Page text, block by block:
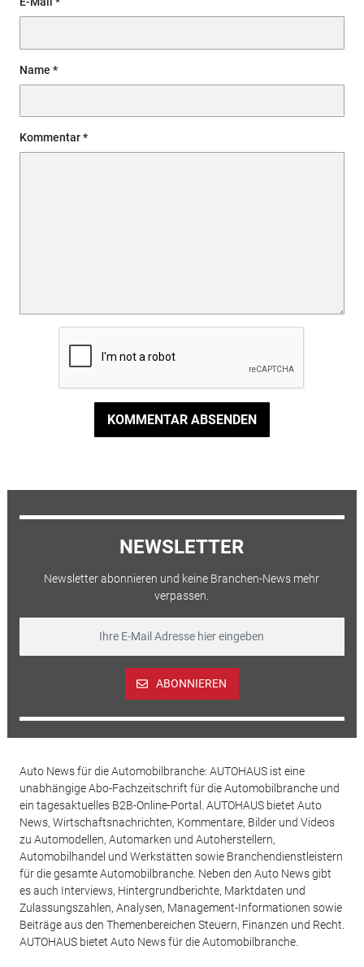
Name
Kommentar
KOMMENTAR ABSENDEN
NEWSLETTER
Newsletter abonnieren und keine Branchen-News mehr
verpassen.
ABONNIEREN
Auto News für die Automobilbranche: AUTOHAUS ist eine
unabhängige Abo-Fachzeitschrift für die Automobilbranche und
ein tagesaktuelles B2B-Online-Portal. AUTOHAUS bietet Auto
News, Wirtschaftsnachrichten, Kommentare, Bilder und Videos
zu Automodellen, Automarken und Autoherstellern,
Automobilhandel und Werkstätten sowie Branchendienstleistern
für die gesamte Automobilbranche. Neben den Auto News gibt
es auch Interviews, Hintergrundberichte, Marktdaten und
Zulassungszahlen, Analysen, Management-Informationen sowie
Beiträge aus den Themenbereichen Steuern, Finanzen und Recht.
AUTOHAUS bietet Auto News für die Automobilbranche.